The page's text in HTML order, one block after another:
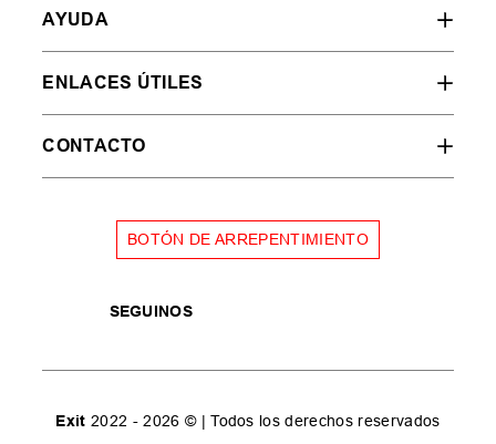
AYUDA
ENLACES ÚTILES
CONTACTO
BOTÓN DE ARREPENTIMIENTO
SEGUINOS
Exit 2022 - 2026 © | Todos los derechos reservados